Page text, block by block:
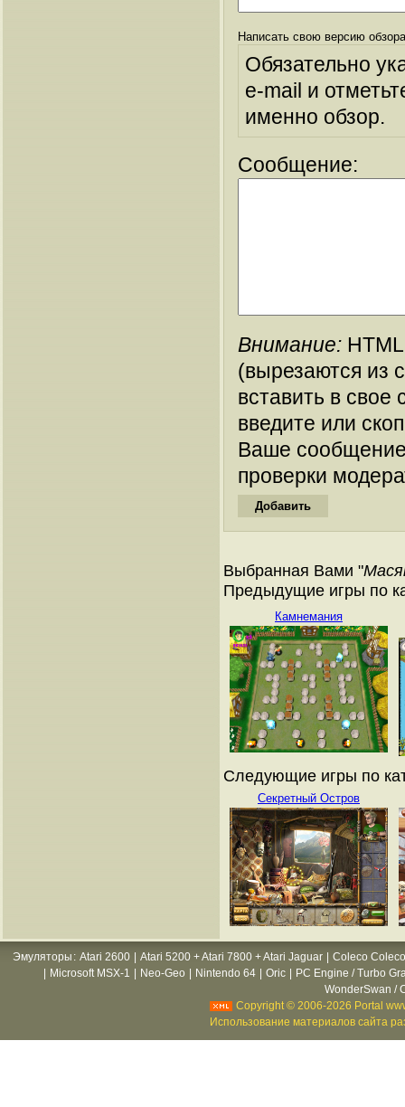
Написать свою версию
Обязательно
e-mail и
именно обзор.
Сообщение:
Внимание:
(вырезаются из
вставить в
введите или
Ваше
проверки
Выбранная Вами "
Предыдущие игры по
Камнемания
Следующие игры по
Секретный Остров
Эмуляторы : Atari 2600 Atari 5200 + Atari 7800 + Atari Jaguar
Coleco
Microsoft MSX-1 Neo-Geo Nintendo 64 Oric
PC Engine / Turbo
WonderSwan /
Copyright © 2006-2026 Portal
Использование материалов сайта